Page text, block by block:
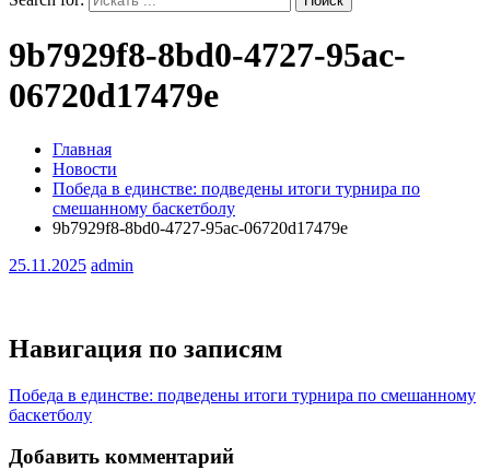
9b7929f8-8bd0-4727-95ac-
06720d17479e
Главная
Новости
Победа в единстве: подведены итоги турнира по
смешанному баскетболу
9b7929f8-8bd0-4727-95ac-06720d17479e
25.11.2025 admin
Навигация по записям
Победа в единстве: подведены итоги турнира по смешанному
баскетболу
Добавить комментарий